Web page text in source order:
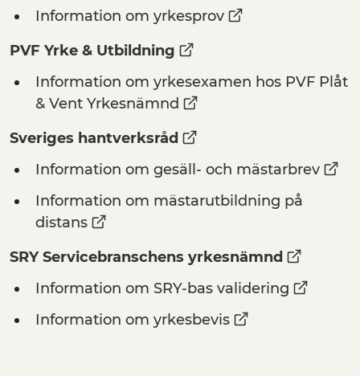
Information om yrkesprov
PVF Yrke & Utbildning
Information om yrkesexamen hos PVF Plåt
& Vent Yrkesnämnd
Sveriges hantverksråd
Information om gesäll- och mästarbrev
Information om mästarutbildning på
distans
SRY Servicebranschens yrkesnämnd
Information om SRY-bas validering
Information om yrkesbevis